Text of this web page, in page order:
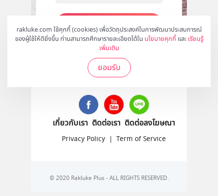
rakluke.com ใช้คุกกี้ (cookies) เพื่อวัตถุประสงค์ในการพัฒนาประสบการณ์
ของผู้ใช้ให้ดียิ่งขึ้น ท่านสามารถศึกษารายละเอียดได้ใน นโยบายคุกกี้ และ เรียนรู้
เพิ่มเติม
ยอมรับ
สมัคร
ติดตามเราได้ที่
เกี่ยวกับเรา ติดต่อเรา ติดต่อลงโฆษณา
Privacy Policy | Term of Service
© 2020 Rakluke Plus - ALL RIGHTS RESERVED.